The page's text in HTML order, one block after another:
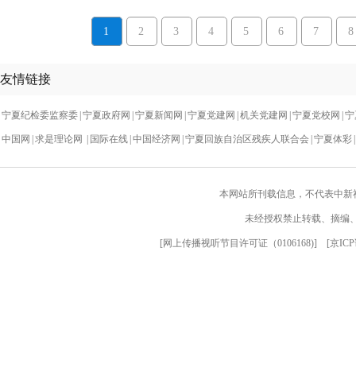
1 2 3 4 5 6 7 8
友情链接
宁夏纪检委监察委 宁夏政府网 宁夏新闻网 宁夏党建网 机关党建网 宁夏党校网
中国网 求是理论网 国际在线 中国经济网 宁夏回族自治区残疾人联合会 宁夏体彩
本网站所刊载信息，不代表中
未经授权禁止转载、摘编
[网上传播视听节目许可证（0106168)] [京